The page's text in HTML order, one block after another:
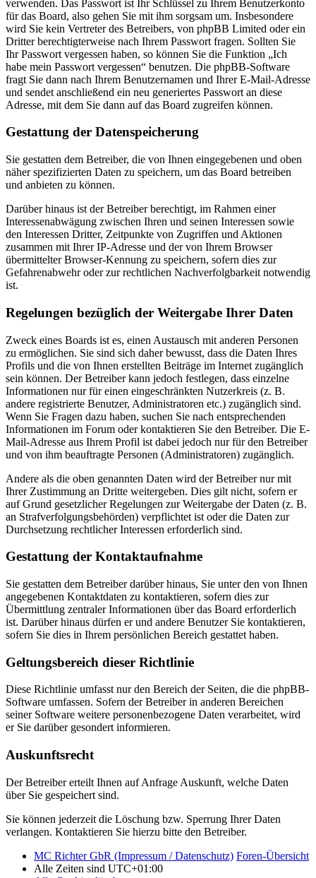
verwenden. Das Passwort ist Ihr Schlüssel zu Ihrem Benutzerkonto
für das Board, also gehen Sie mit ihm sorgsam um. Insbesondere
wird Sie kein Vertreter des Betreibers, von phpBB Limited oder ein
Dritter berechtigterweise nach Ihrem Passwort fragen. Sollten Sie
Ihr Passwort vergessen haben, so können Sie die Funktion „Ich
habe mein Passwort vergessen“ benutzen. Die phpBB-Software
fragt Sie dann nach Ihrem Benutzernamen und Ihrer E-Mail-Adresse
und sendet anschließend ein neu generiertes Passwort an diese
Adresse, mit dem Sie dann auf das Board zugreifen können.
Gestattung der Datenspeicherung
Sie gestatten dem Betreiber, die von Ihnen eingegebenen und oben
näher spezifizierten Daten zu speichern, um das Board betreiben
und anbieten zu können.
Darüber hinaus ist der Betreiber berechtigt, im Rahmen einer
Interessenabwägung zwischen Ihren und seinen Interessen sowie
den Interessen Dritter, Zeitpunkte von Zugriffen und Aktionen
zusammen mit Ihrer IP-Adresse und der von Ihrem Browser
übermittelter Browser-Kennung zu speichern, sofern dies zur
Gefahrenabwehr oder zur rechtlichen Nachverfolgbarkeit notwendig
ist.
Regelungen bezüglich der Weitergabe Ihrer Daten
Zweck eines Boards ist es, einen Austausch mit anderen Personen
zu ermöglichen. Sie sind sich daher bewusst, dass die Daten Ihres
Profils und die von Ihnen erstellten Beiträge im Internet zugänglich
sein können. Der Betreiber kann jedoch festlegen, dass einzelne
Informationen nur für einen eingeschränkten Nutzerkreis (z. B.
andere registrierte Benutzer, Administratoren etc.) zugänglich sind.
Wenn Sie Fragen dazu haben, suchen Sie nach entsprechenden
Informationen im Forum oder kontaktieren Sie den Betreiber. Die E-
Mail-Adresse aus Ihrem Profil ist dabei jedoch nur für den Betreiber
und von ihm beauftragte Personen (Administratoren) zugänglich.
Andere als die oben genannten Daten wird der Betreiber nur mit
Ihrer Zustimmung an Dritte weitergeben. Dies gilt nicht, sofern er
auf Grund gesetzlicher Regelungen zur Weitergabe der Daten (z. B.
an Strafverfolgungsbehörden) verpflichtet ist oder die Daten zur
Durchsetzung rechtlicher Interessen erforderlich sind.
Gestattung der Kontaktaufnahme
Sie gestatten dem Betreiber darüber hinaus, Sie unter den von Ihnen
angegebenen Kontaktdaten zu kontaktieren, sofern dies zur
Übermittlung zentraler Informationen über das Board erforderlich
ist. Darüber hinaus dürfen er und andere Benutzer Sie kontaktieren,
sofern Sie dies in Ihrem persönlichen Bereich gestattet haben.
Geltungsbereich dieser Richtlinie
Diese Richtlinie umfasst nur den Bereich der Seiten, die die phpBB-
Software umfassen. Sofern der Betreiber in anderen Bereichen
seiner Software weitere personenbezogene Daten verarbeitet, wird
er Sie darüber gesondert informieren.
Auskunftsrecht
Der Betreiber erteilt Ihnen auf Anfrage Auskunft, welche Daten
über Sie gespeichert sind.
Sie können jederzeit die Löschung bzw. Sperrung Ihrer Daten
verlangen. Kontaktieren Sie hierzu bitte den Betreiber.
MC Richter GbR (Impressum / Datenschutz) Foren-Übersicht
Alle Zeiten sind UTC+01:00